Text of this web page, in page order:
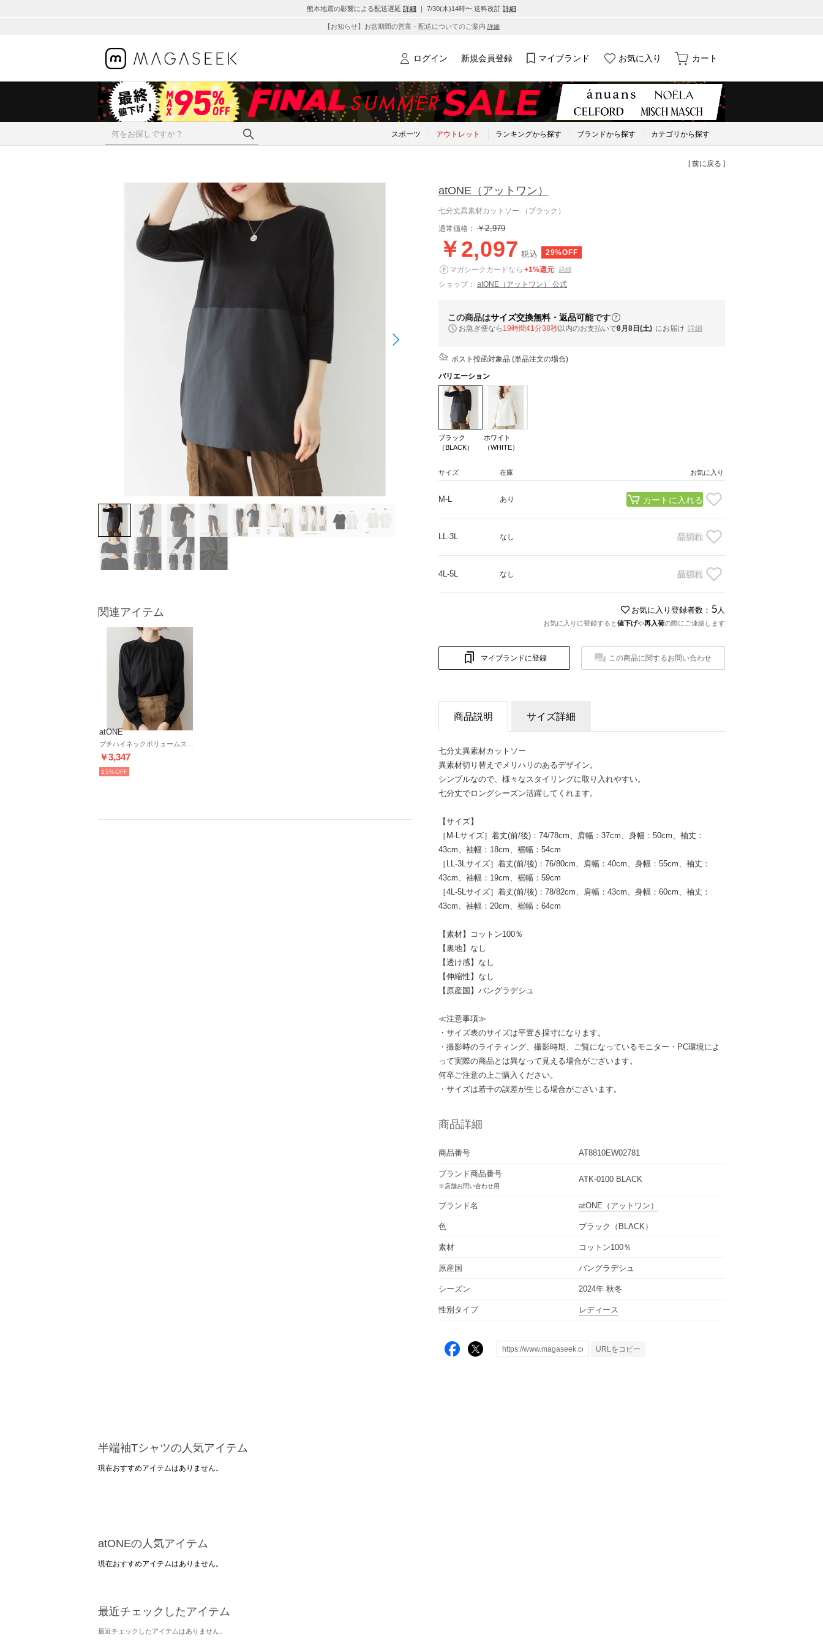
熊本地震の影響による配送遅延 詳細 ｜ 7/30(木)14時〜 送料改訂 詳細
【お知らせ】お盆期間の営業・配送についてのご案内 詳細
ログイン 新規会員登録 マイブランド お気に入り カート
スポーツ アウトレット ランキングから探す ブランドから探す カテゴリから探す
[ 前に戻る ]
関連アイテム
atONE
￥3,347
15%
atONE （アットワン）
七分丈異素材カットソー （ブラック）
通常価格： ￥2,979
￥2,097 税込
29%OFF
マガシークカードなら +1%還元 詳細
ショップ： atONE（アットワン） 公式
この商品はサイズ交換無料・返品可能です
お急ぎ便なら 19時間41分37秒以内のお支払いで8月8日(土) にお届け 詳細
ポスト投函対象品 (単品注文の場合)
バリエーション
ブラック
（BLACK）
ホワイト
（WHITE）
サイズ 在庫 お気に入り
M-L あり カートに入れる
LL-3L なし 品切れ
4L-5L なし 品切れ
お気に入り登録者数： 5 人
お気に入りに登録すると値下げや再入荷の際にご連絡します
マイブランドに登録 この商品に関するお問い合わせ
商品説明 サイズ詳細
七分丈異素材カットソー
異素材切り替えでメリハリのあるデザイン。
シンプルなので、様々なスタイリングに取り入れやすい。
七分丈でロングシーズン活躍してくれます。
【サイズ】
［M-Lサイズ］着丈(前/後)：74/78cm、肩幅：37cm、身幅：50cm、袖丈：
43cm、袖幅：18cm、裾幅：54cm
［LL-3Lサイズ］着丈(前/後)：76/80cm、肩幅：40cm、身幅：55cm、袖丈：
43cm、袖幅：19cm、裾幅：59cm
［4L-5Lサイズ］着丈(前/後)：78/82cm、肩幅：43cm、身幅：60cm、袖丈：
43cm、袖幅：20cm、裾幅：64cm
【素材】コットン100％
【裏地】なし
【透け感】なし
【伸縮性】なし
【原産国】バングラデシュ
≪注意事項≫
・サイズ表のサイズは平置き採寸になります。
・撮影時のライティング、撮影時期、ご覧になっているモニター・PC環境によ
って実際の商品とは異なって見える場合がございます。
何卒ご注意の上ご購入ください。
・サイズは若干の誤差が生じる場合がございます。
商品詳細
商品番号 AT8810EW02781
ブランド商品番号
※店舗お問い合わせ用
ATK-0100 BLACK
ブランド名 atONE （アットワン）
色 ブラック（BLACK）
素材 コットン100％
原産国 バングラデシュ
シーズン 2024年 秋冬
性別タイプ レディース
URLをコピー
半端袖Tシャツの人気アイテム
現在おすすめアイテムはありません。
atONEの人気アイテム
現在おすすめアイテムはありません。
最近チェックしたアイテム
最近チェックしたアイテムはありません。